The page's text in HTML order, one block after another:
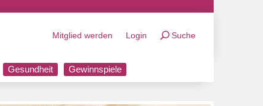
Mitglied werden Login Suche
Gesundheit Gewinnspiele